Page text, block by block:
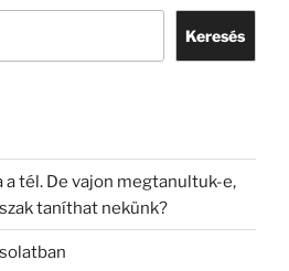
Keresés
tél. De vajon megtanultuk-e,
taníthat nekünk?